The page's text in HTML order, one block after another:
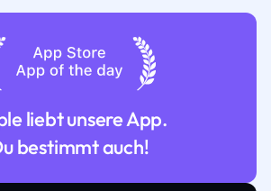
liebt unsere App.
bestimmt auch!